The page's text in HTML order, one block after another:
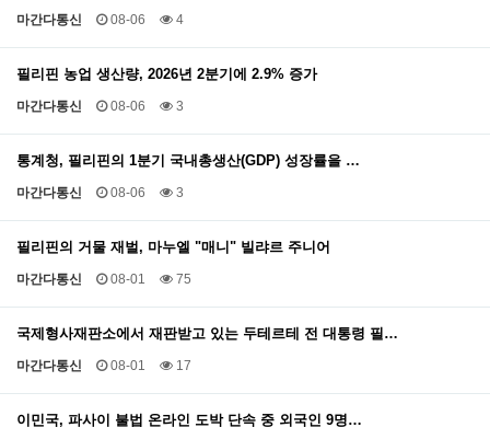
마간다통신 08-06 4
필리핀 농업 생산량, 2026년 2분기에 2.9% 증가
마간다통신 08-06 3
통계청, 필리핀의 1분기 국내총생산(GDP) 성장률을 …
마간다통신 08-06 3
필리핀의 거물 재벌, 마누엘 "매니" 빌랴르 주니어
마간다통신 08-01 75
국제형사재판소에서 재판받고 있는 두테르테 전 대통령 필…
마간다통신 08-01 17
이민국, 파사이 불법 온라인 도박 단속 중 외국인 9명…